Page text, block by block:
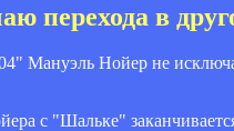
перехода в
Мануэль Нойер не
с "Шальке"